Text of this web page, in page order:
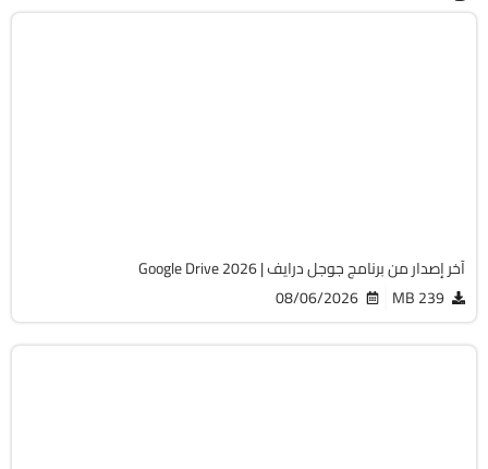
آخر إصدار من برنامج جوجل درايف | Google Drive 2026
239 MB
08/06/2026